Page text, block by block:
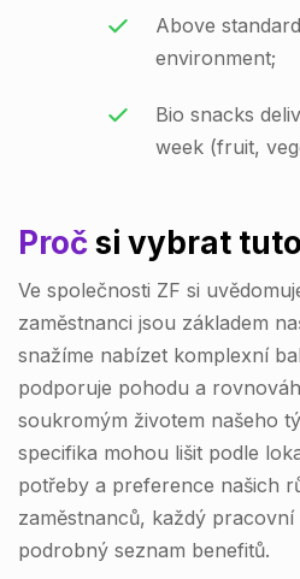
Above
environment;
Bio snacks
week (fruit,
Pročsi vybrat tuto
Ve společnosti ZF si
zaměstnanci jsou základem
snažíme nabízet komplexní
podporuje pohodu a
soukromým životem našeho
specifika mohou lišit podle
potřeby a preference našich
zaměstnanců, každý
podrobný seznam benefitů.